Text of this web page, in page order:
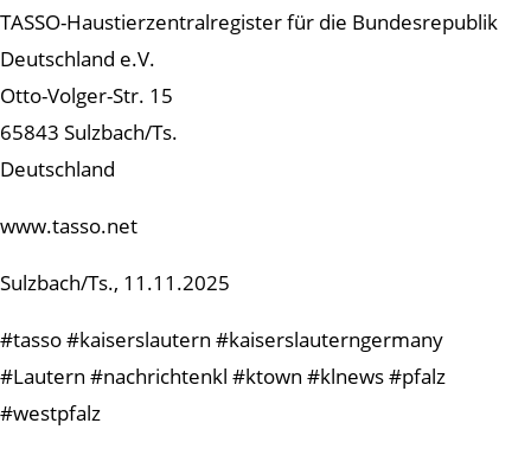
TASSO-Haustierzentralregister für die Bundesrepublik
Deutschland e.V.
Otto-Volger-Str. 15
65843 Sulzbach/Ts.
Deutschland
www.tasso.net
Sulzbach/Ts., 11.11.2025
#tasso #kaiserslautern #kaiserslauterngermany
#Lautern #nachrichtenkl #ktown #klnews #pfalz
#westpfalz